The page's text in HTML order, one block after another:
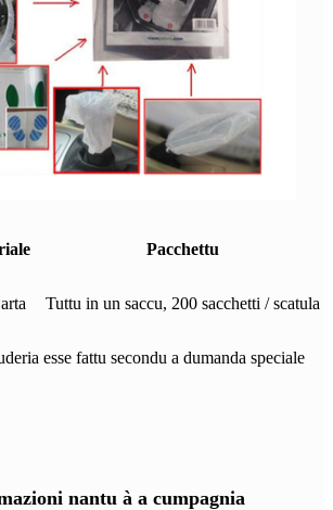
Pacchettu
Tuttu in un saccu, 200 sacchetti / scatula
esse fattu secondu a dumanda speciale
nantu à a cumpagnia